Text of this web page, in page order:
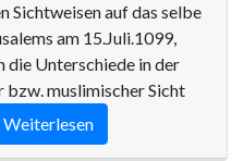
Sichtweisen auf das selbe
am 15.Juli.1099,
die Unterschiede in der
muslimischer Sicht
Weiterlesen